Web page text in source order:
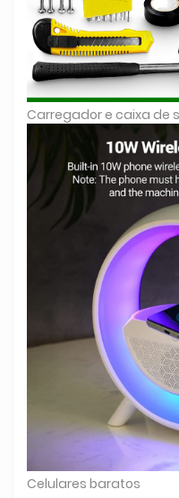
Carregador e caixa de
Celulares baratos